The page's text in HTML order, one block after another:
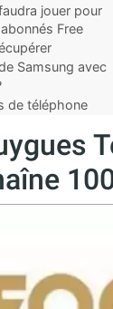
jouer pour
Free
Samsung avec
de téléphone